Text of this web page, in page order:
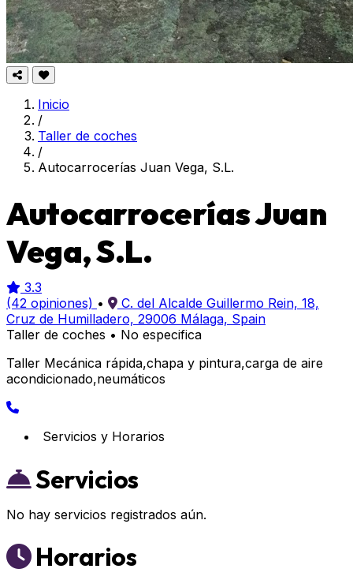
Inicio
/
Taller de coches
/
Autocarrocerías Juan Vega, S.L.
Autocarrocerías Juan
Vega, S.L.
3.3
(42 opiniones) •
C. del Alcalde Guillermo Rein, 18,
Cruz de Humilladero, 29006 Málaga, Spain
Taller de coches • No especifica
Taller Mecánica rápida,chapa y pintura,carga de aire
acondicionado,neumáticos
Servicios y Horarios
Servicios
No hay servicios registrados aún.
Horarios